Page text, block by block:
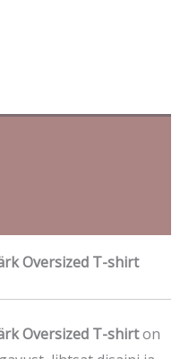
Oversized T-shirt
Oversized T-shirton